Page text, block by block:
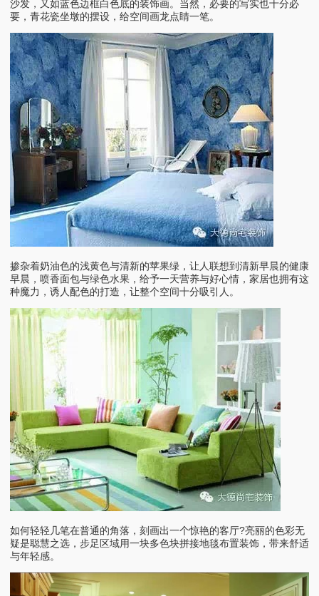
沙发，又如蓝色边框白色底的装饰画。当然，必要的写实也十分必
要，青花瓷坐墩的摆设，给空间画龙点睛一笔。
掺杂着奶油色的浅黄色与清新的苹果绿，让人联想到清新早晨的健康
早晨，喷香面包与绿色水果，给予一天营养与好心情，家居也拥有这
种魔力，诱人配色的打造，让整个空间十分吸引人。
如何轻轻几笔在普通的角落，刻画出一个惊艳的客厅?亮丽的色彩无
疑是聪慧之选，步足区域用一块多色块拼接地毯布置装饰，带来舒适
与年轻感。